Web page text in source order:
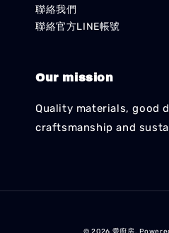
聯絡我們
聯絡官方LINE帳號
Our mission
Quality materials, good
craftsmanship and